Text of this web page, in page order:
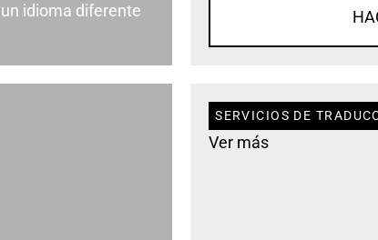
idioma diferente
SERVICIOS DE
Ver más